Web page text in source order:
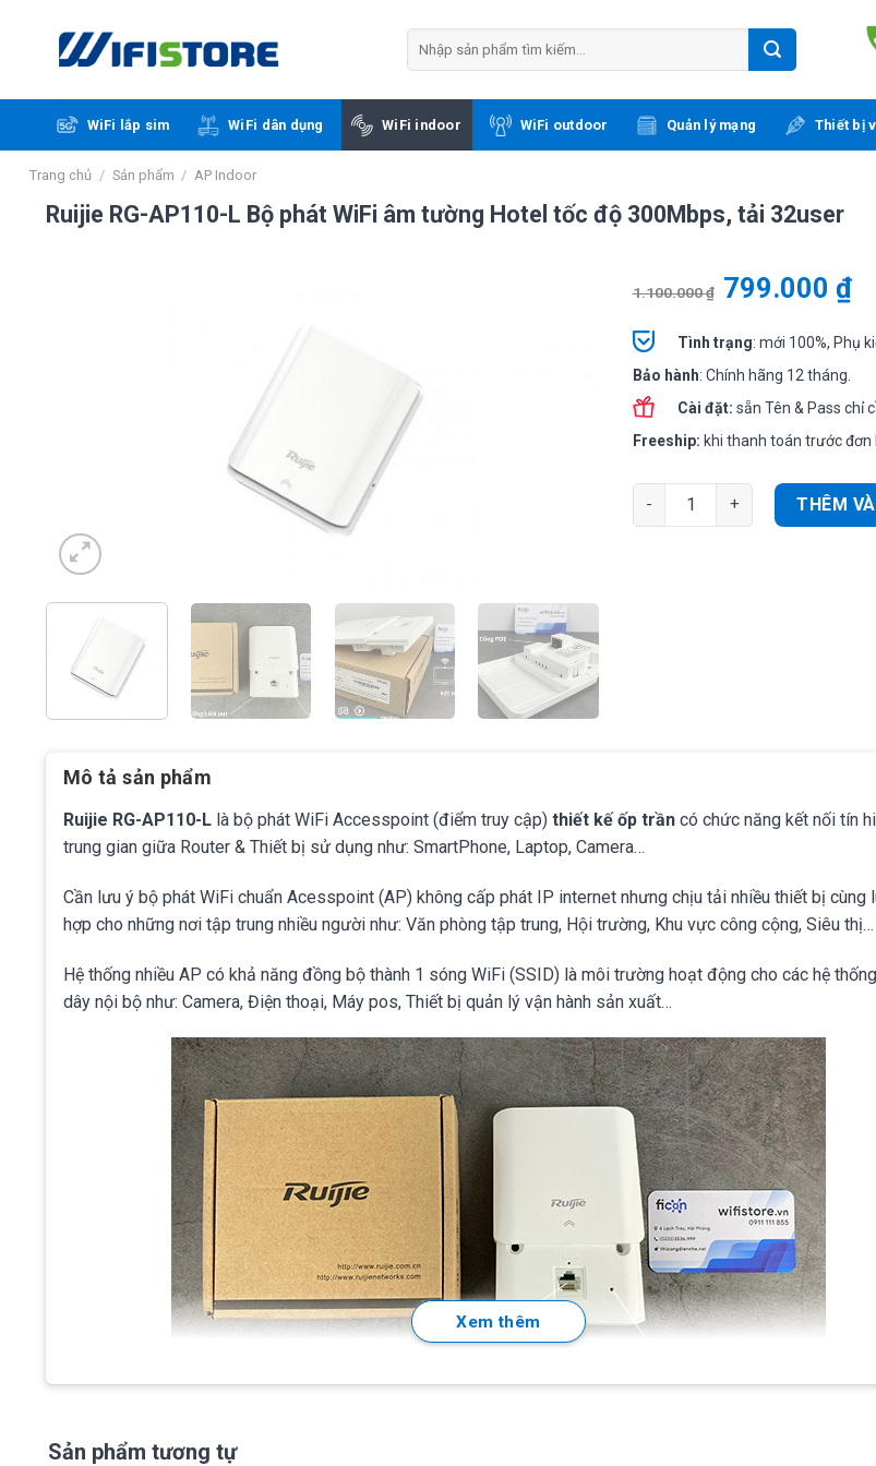
kiếm:
WiFi lắp sim WiFi dân dụng WiFi indoor WiFi outdoor Quản lý mạng Thiết bị
Trang chủ / Sản phẩm / AP Indoor
Ruijie RG-AP110-L Bộ phát WiFi âm tường Hotel tốc độ 300Mbps, tải 32user
1.100.000₫ 799.000 ₫
Tình trạng: mới 100%, Phụ
Bảo hành: Chính hãng 12 tháng.
Cài đặt: sẵn Tên & Pass chỉ
Freeship: khi thanh toán trước đơn
Ruijie RG-AP110-L Bộ phát
THÊM
Mô tả sản phẩm
Ruijie RG-AP110-L là bộ phát WiFi Accesspoint (điểm truy cập) thiết kế ốp trần có chức năng kết nối tín
trung gian giữa Router & Thiết bị sử dụng như: SmartPhone, Laptop, Camera…
Cần lưu ý bộ phát WiFi chuẩn Acesspoint (AP) không cấp phát IP internet nhưng chịu tải nhiều thiết bị cùng
hợp cho những nơi tập trung nhiều người như: Văn phòng tập trung, Hội trường, Khu vực công cộng, Siêu thị…
Hệ thống nhiều AP có khả năng đồng bộ thành 1 sóng WiFi (SSID) là môi trường hoạt động cho các hệ
dây nội bộ như: Camera, Điện thoại, Máy pos, Thiết bị quản lý vận hành sản xuất…
Tính năng chính của Ruijie RG-AP110-L
Xem thêm
Sản phẩm tương tự